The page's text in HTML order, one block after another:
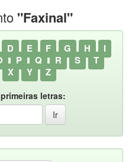
"Faxinal"
D E F G H
I
P Q R S
T
X Y Z
letras: